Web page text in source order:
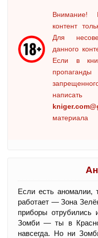
Внимание!
контент
Для
данного
Если в
материала
Если есть
работает — Зона
приборы отрубились
Зомби — ты в
навсегда. Но ни